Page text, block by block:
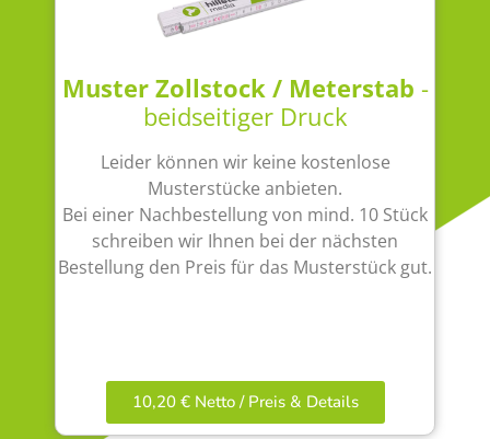
Muster Zollstock / Meterstab -
beidseitiger Druck
Leider können wir keine kostenlose
Musterstücke anbieten.
Bei einer Nachbestellung von mind. 10 Stück
schreiben wir Ihnen bei der nächsten
Bestellung den Preis für das Musterstück gut.
10,20 € Netto / Preis & Details